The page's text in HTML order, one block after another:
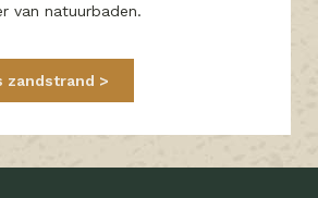
van natuurbaden.
zandstrand